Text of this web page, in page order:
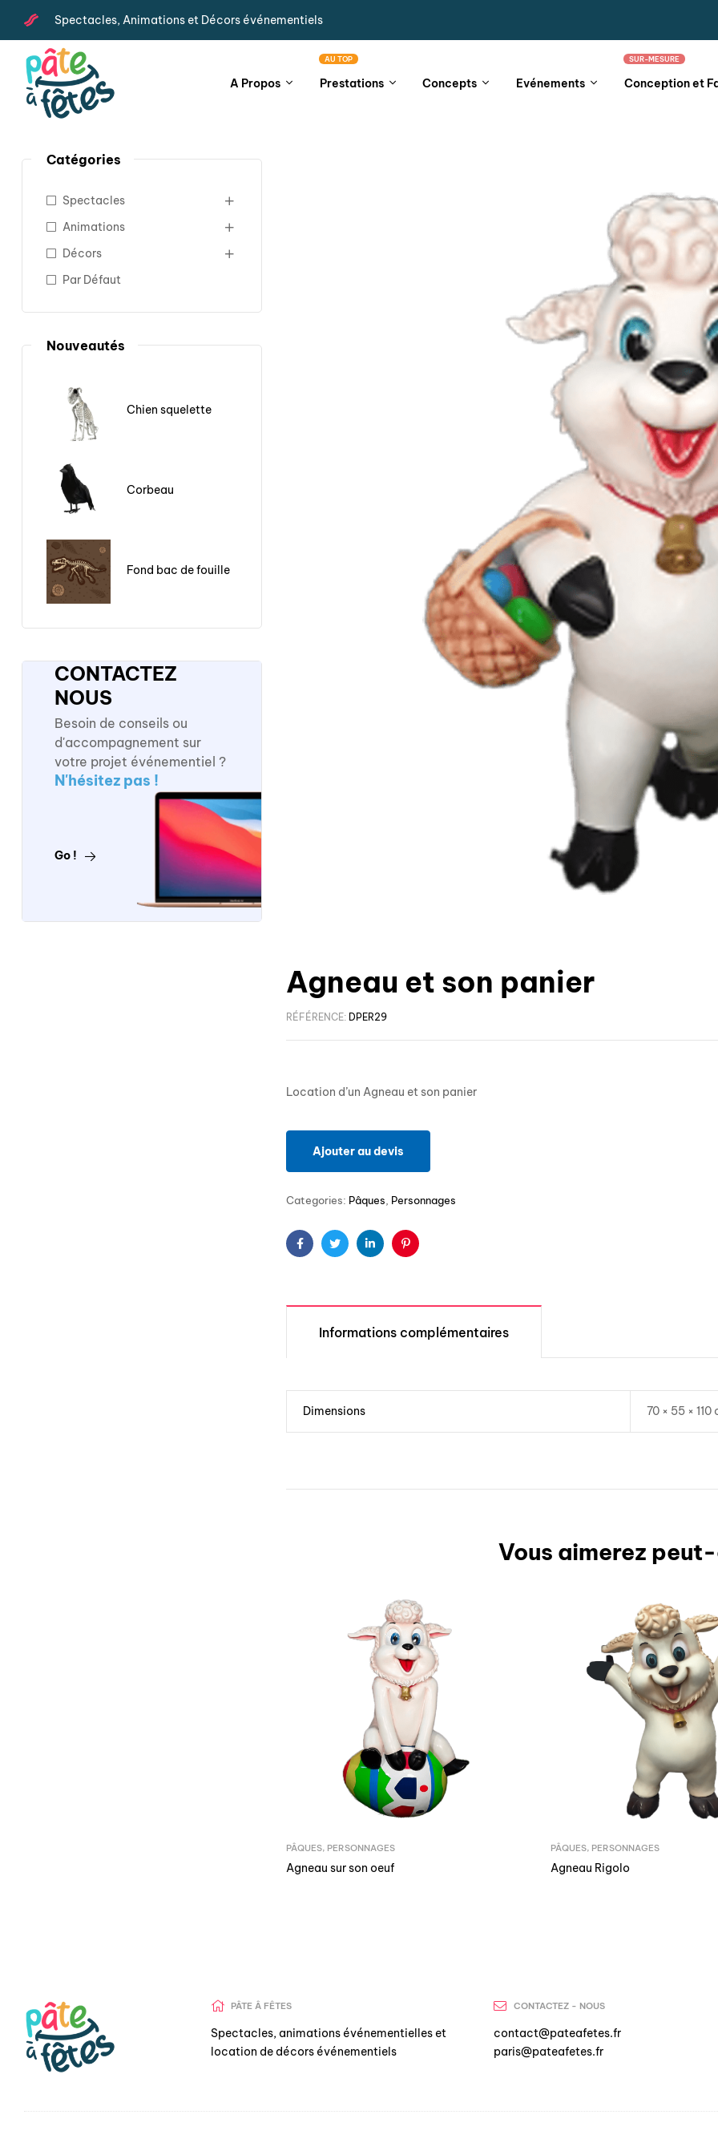
Spectacles, Animations et Décors événementiels
A Propos Prestations
AU TOP
Concepts Evénements Conception et
SUR-MESURE
Agneau et son panier
RÉFÉRENCE: DPER29
Location d’un Agneau et son panier
Ajouter au devis
Categories: Pâques Personnages
FacebookTwitterLinkedinPinterest
Informations complémentaires
Dimensions 70 × 55 × 110
Vous aimerez
PÂQUES, PERSONNAGES
Agneau sur son oeuf
PÂQUES, PERSONNAGES
Agneau Rigolo
Catégories
Spectacles
Animations
Décors
Par Défaut
Nouveautés
Chien squelette
Corbeau
Fond bac de fouille
CONTACTEZ
NOUS
Besoin de conseils ou
d'accompagnement sur
votre projet événementiel ?
N'hésitez pas !
Go !
PÂTE Â FÊTES
Spectacles, animations événementielles et
location de décors événementiels
CONTACTEZ - NOUS
contact@pateafetes.fr
paris@pateafetes.fr